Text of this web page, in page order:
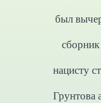
был
нацисту
Грунтова